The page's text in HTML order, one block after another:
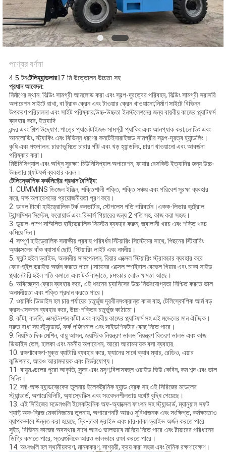
পণ্যের বর্ণনা
4.5 টনটেলিহ্যান্ডলার17 মি উত্তোলন উচ্চতা সহ
প্রধান আবেদন:
নির্মাণের স্থান: বিল্ডিং সামগ্রী আনলোড করা এবং স্বল্প-দূরত্বের পরিবহন, বিল্ডিং সামগ্রী সরাসরি
অপারেশন সাইটে রাখা, বা ট্রাক ক্রেন এবং টাওয়ার ক্রেন খাওয়ানো;নির্মাণ সাইটে বিভিন্ন
উপকরণ পরিচালনা এবং সাইট পরিষ্কার;উচ্চ-উচ্চতা ইনস্টলেশনের জন্য বায়বীয় কাজের প্ল্যাটফর্ম
ব্যবহার করে, ইত্যাদি
বন্দর এবং শিল্প উদ্যোগ: পাত্রে প্যালেটাইজড সামগ্রী প্যাকিং এবং আনপ্যাক করা;লোডিং এবং
আনলোডিং, স্ট্যাকিং এবং বিভিন্ন ধরণের কনটেইনারাইজড সামগ্রীর স্বল্প-দূরত্ব হ্যান্ডলিং।
কৃষি এবং পশুপালন: চারণভূমিতে চারার গাঁট এবং খড় হ্যান্ডলিং, চারণ খাওয়ানো এবং আবর্জনা
পরিষ্কার করা।
মিউনিসিপ্যাল ​​এবং অগ্নি সুরক্ষা: মিউনিসিপ্যাল ​​অপারেশন, ফায়ার রেসকিউ ইত্যাদির জন্য উচ্চ-
উচ্চতার প্ল্যাটফর্ম ব্যবহার করুন।
টেলিস্কোপিক ফর্কলিফ্টের প্রধান বৈশিষ্ট্য:
1. CUMMINS ডিজেল ইঞ্জিন, শক্তিশালী শক্তি, শক্তি সঞ্চয় এবং পরিবেশ সুরক্ষা ব্যবহার
করে, দক্ষ অপারেশনের প্রয়োজনীয়তা পূরণ করে।
2. ডাবল টার্বো হাইড্রোলিক টর্ক কনভার্টার, স্টেপলেস গতি পরিবর্তন।একক-লিভার কন্ট্রোল
ট্রান্সমিশন সিস্টেম, ফরোয়ার্ড এবং রিভার্স গিয়ারের জন্য 2 গতি সহ, কাজ করা সহজ।
3. ডুয়াল-পাম্প সম্মিলিত হাইড্রোলিক সিস্টেম ব্যবহার করুন, জ্বালানী খরচ এবং শক্তি খরচ
কমিয়ে দিন।
4. সম্পূর্ণ হাইড্রোলিক সমাক্ষীয় প্রবাহ পরিবর্ধন স্টিয়ারিং সিস্টেমের সাথে, পিছনের স্টিয়ারিং
অ্যাক্সেলের বাঁক ব্যাসার্ধ ছোট, স্টিয়ারিং লাইট এবং নমনীয়।
5. ফ্রন্ট হুইল ড্রাইভ, অনমনীয় সাসপেনশন, রিয়ার এক্সেল স্টিয়ারিং স্ট্রাকচার ব্যবহার করে
ফোর-হুইল ড্রাইভ অর্জন করতে পারে।সামনের এক্সেল স্পাইরাল বেভেল গিয়ার এবং চাকা সাইড
প্ল্যানেটারি হুইল গতি কমাতে এবং টর্ক বাড়াতে, চমৎকার লোড ক্ষমতা আছে।
6. অবিচ্ছেদ্য ফ্রেম ব্যবহার করে, এই ধরনের চ্যাসিসের উচ্চ নির্ভরযোগ্যতা নিশ্চিত করতে ভাল
অনমনীয়তা এবং শক্তি প্রদান করতে পারে।
7. ওয়ার্কিং ডিভাইস হল চার পর্যায়ের চতুর্ভুজ দূরবীনসংক্রান্ত কাজ বাহু, টেলিস্কোপিক আর্ম বড়
ক্রস-সেকশন ব্যবহার করে, উচ্চ-শক্তির চতুর্ভুজ কাঠামো।
8. কাঁটা, বালতি, এক্সটেনশন কাঁটা এবং বায়বীয় কাজের প্ল্যাটফর্ম সহ এই মডেলের মান ঐচ্ছিক।
দ্রুত বাধা সহ স্ট্যান্ডার্ড, ফর্ক পজিশনাল এবং সাইডশিফটার বেছে নিতে পারে।
9. নিয়মিত দিক মেশিন, বায়ু আসন, জয়স্টিক নিয়ন্ত্রণ ভালভ নিয়ন্ত্রণ বিতরণ ভালভ এবং কাজ
ডিভাইস তেল, হালকা এবং নমনীয় অপারেশন, আরো আরামদায়ক বসা ব্যবহার.
10. রক্ষণাবেক্ষণ-মুক্ত ব্যাটারি ব্যবহার করে, ফ্যানের সাথে ক্যাব ম্যাচ, রেডিও, এয়ার
কন্ডিশনার, আরও আরামদায়ক এবং নির্ভরযোগ্য।
11. বায়ুমণ্ডলের পুরো আকৃতি, সুন্দর এবং মসৃণ;বিলাসবহুল ওয়াইড ভিউ কেবিন, কম শব্দ এবং ভাল
সিলিং।
12. সফ্ট-অক্ষ হ্যান্ডব্রেকের তুলনায় ইলেকট্রনিক হ্যান্ড ব্রেক সহ এই সিরিজের মডেলের
স্ট্যান্ডার্ড, অপারেবিলিটি, অ্যাস্থেটিক্স এবং সংবেদনশীলতায় যথেষ্ট বৃদ্ধি পেয়েছে।
13. এই সিরিজের মডেলগুলি ইলেকট্রনিক অফ-অ্যাক্সেল ফাংশন সহ স্ট্যান্ডার্ড, ম্যানুয়াল সফট
শ্যাফ্ট অফ-ব্রিজ মেকানিজমের তুলনায়, অপারেশনটি আরও সুবিধাজনক এবং সংক্ষিপ্ত, কর্মক্ষমতাও
ব্যাপকভাবে উন্নত করা হয়েছে, দ্বি-চাকা ড্রাইভ এবং চার-চাকা ড্রাইভ অর্জন করতে পারে
সুইচ, বিভিন্ন কাজের অবস্থার সাথে আরও ভালভাবে মানিয়ে নিতে পারে এবং টায়ারের পরিধানের
ডিগ্রি কমাতে পারে, স্তরগুলিকে আরও ভালভাবে রক্ষা করতে পারে।
14. অংশগুলি হল স্থানীয়করণ, মানককরণ, সাশ্রয়ী, ক্রয় করা সহজ এবং দৈনিক রক্ষণাবেক্ষণ।